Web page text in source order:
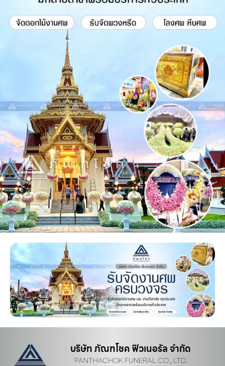
บริษัท ภัณฑโชค ฟิวเนอรัล จำกัด
PANTHACHOK FUNERAL CO., LTD.